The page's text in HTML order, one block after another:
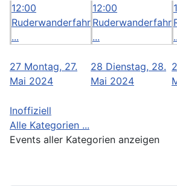
12:00
Ruderwanderfahr
...
12:00
Ruderwanderfahr
...
27 Montag, 27.
Mai 2024
28 Dienstag, 28.
Mai 2024
Inoffiziell
Alle Kategorien ...
Events aller Kategorien anzeigen